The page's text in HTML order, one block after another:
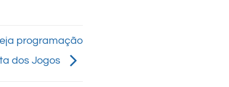
programação
dos Jogos